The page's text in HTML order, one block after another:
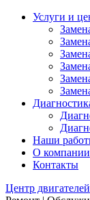
Услуги и
Наши
О компании
Контакты
Центр двигателей